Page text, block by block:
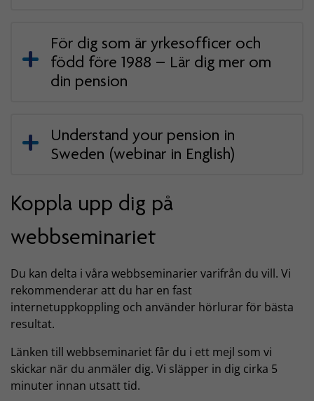
För dig som är yrkesofficer och
född före 1988 – Lär dig mer om
din pension
Understand your pension in
Sweden (webinar in English)
Koppla upp dig på
webbseminariet
Du kan delta i våra webbseminarier varifrån du vill. Vi
rekommenderar att du har en fast
internetuppkoppling och använder hörlurar för bästa
resultat.
Länken till webbseminariet får du i ett mejl som vi
skickar när du anmäler dig. Vi släpper in dig cirka 5
minuter innan utsatt tid.